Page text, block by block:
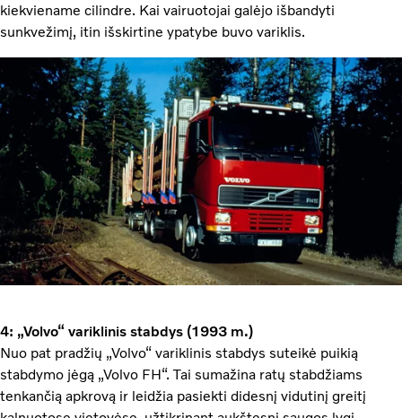
kiekviename cilindre. Kai vairuotojai galėjo išbandyti
sunkvežimį, itin išskirtine ypatybe buvo variklis.
4: „Volvo“ variklinis stabdys (1993 m.)
Nuo pat pradžių „Volvo“ variklinis stabdys suteikė puikią
stabdymo jėgą „Volvo FH“. Tai sumažina ratų stabdžiams
tenkančią apkrovą ir leidžia pasiekti didesnį vidutinį greitį